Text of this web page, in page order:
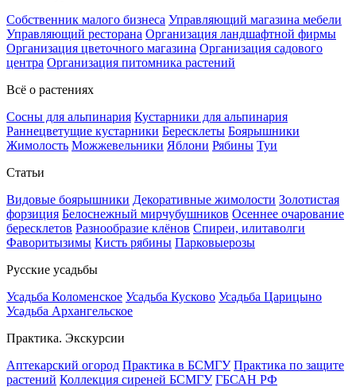
Собственник малого бизнеса Управляющий магазина мебели
Управляющий ресторана Организация ландшафтной фирмы
Организация цветочного магазина Организация садового
центра Организация питомника растений
Всё о растениях
Сосны для альпинария Кустарники для альпинария
Раннецветущие кустарники Бересклеты Боярышники
Жимолость Можжевельники Яблони Рябины Туи
Статьи
Видовые боярышники Декоративные жимолости Золотистая
форзиция Белоснежный мирчубушников Осеннее очарование
бересклетов Разнообразие клёнов Спиреи, илитаволги
Фаворитызимы Кисть рябины Парковыерозы
Русские усадьбы
Усадьба Коломенское Усадьба Кусково Усадьба Царицыно
Усадьба Архангельское
Практика. Экскурсии
Аптекарский огород Практика в БСМГУ Практика по защите
растений Коллекция сиреней БСМГУ ГБСАН РФ